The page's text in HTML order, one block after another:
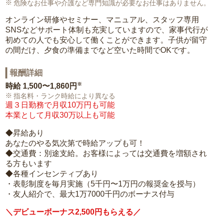
危険なお仕事や介護など専門知識が必要なお仕事はありません。
オンライン研修やセミナー、マニュアル、スタッフ専用
SNSなどサポート体制も充実していますので、家事代行が
初めての人でも安心して働くことができます。子供が留守
の間だけ、夕食の準備までなど空いた時間でOKです。
報酬詳細
時給 1,500〜1,860円 ※
指名料・ランク時給により異なる
週３日勤務で月収10万円も可能
本業として月収30万以上も可能
◆昇給あり
あなたのやる気次第で時給アップも可！
◆交通費：別途支給。お客様によっては交通費を増額され
る方もいます
◆各種インセンティブあり
・表彰制度を毎月実施（5千円〜1万円の報奨金を授与）
・友人紹介で、最大1万7000千円のボーナス付与
＼デビューボーナス2,500円もらえる／